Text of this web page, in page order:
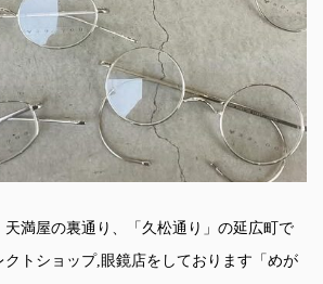
満屋の裏通り、「久松通り」の延広町で
クトショップ,眼鏡店をしております「めが